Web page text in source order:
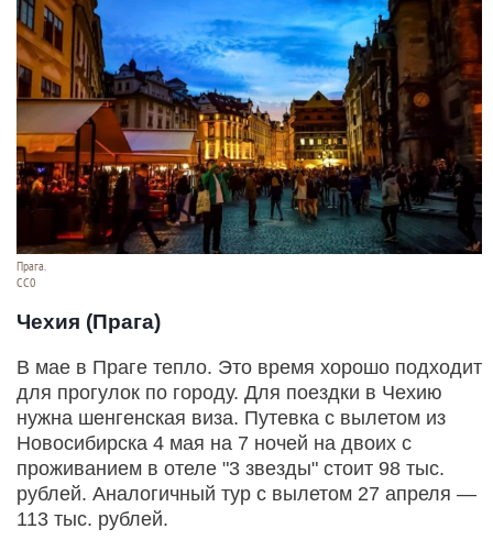
Прага.
СС0
Чехия (Прага)
В мае в Праге тепло. Это время хорошо подходит
для прогулок по городу. Для поездки в Чехию
нужна шенгенская виза. Путевка с вылетом из
Новосибирска 4 мая на 7 ночей на двоих с
проживанием в отеле "3 звезды" стоит 98 тыс.
рублей. Аналогичный тур с вылетом 27 апреля —
113 тыс. рублей.